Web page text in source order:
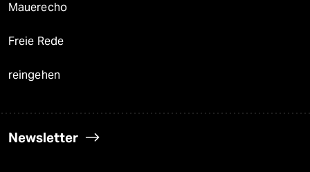
Mauerecho
Freie Rede
reingehen
Newsletter